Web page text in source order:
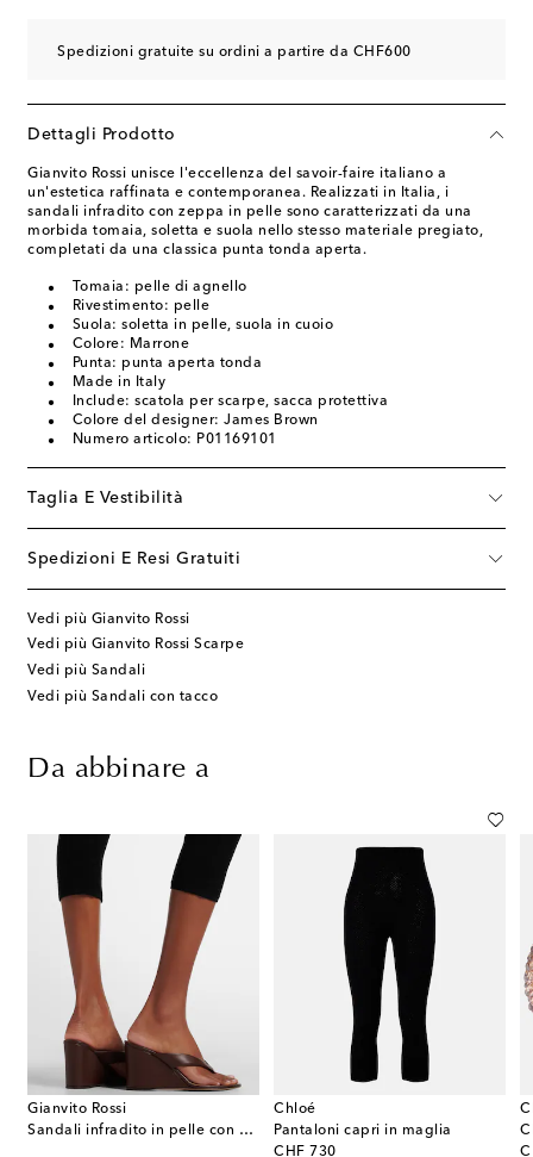
Spedizioni gratuite su ordini a partire da CHF600
Dettagli Prodotto
Gianvito Rossi unisce l'eccellenza del savoir-faire italiano a
un'estetica raffinata e contemporanea. Realizzati in Italia, i
sandali infradito con zeppa in pelle sono caratterizzati da una
morbida tomaia, soletta e suola nello stesso materiale pregiato,
completati da una classica punta tonda aperta.
Tomaia: pelle di agnello
Rivestimento: pelle
Suola: soletta in pelle, suola in cuoio
Colore: Marrone
Punta: punta aperta tonda
Made in Italy
Include: scatola per scarpe, sacca protettiva
Colore del designer: James Brown
Numero articolo: P01169101
Taglia E Vestibilità
Spedizioni E Resi Gratuiti
Vedi più Gianvito Rossi
Vedi più Gianvito Rossi Scarpe
Vedi più Sandali
Vedi più Sandali con tacco
Da abbinare a
Gianvito Rossi
Sandali infradito in pelle con zeppa
Chloé
Pantaloni capri in maglia
CHF 730
original price